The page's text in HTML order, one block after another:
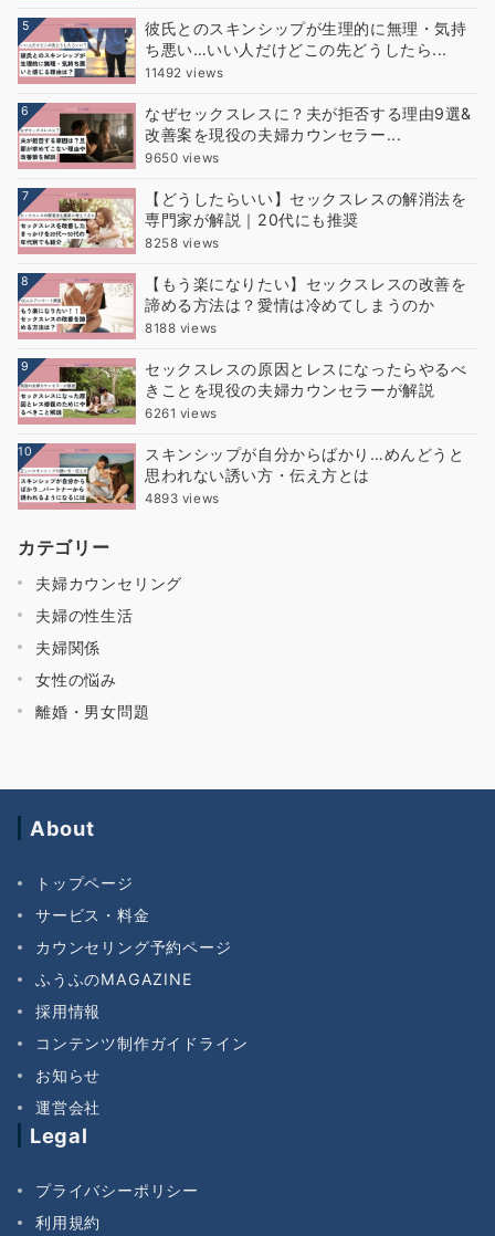
5
彼氏とのスキンシップが生理的に無理・気持
ち悪い…いい人だけどこの先どうしたら...
11492 views
6
なぜセックスレスに？夫が拒否する理由9選&
改善案を現役の夫婦カウンセラー...
9650 views
7
【どうしたらいい】セックスレスの解消法を
専門家が解説｜20代にも推奨
8258 views
8
【もう楽になりたい】セックスレスの改善を
諦める方法は？愛情は冷めてしまうのか
8188 views
9
セックスレスの原因とレスになったらやるべ
きことを現役の夫婦カウンセラーが解説
6261 views
10
スキンシップが自分からばかり…めんどうと
思われない誘い方・伝え方とは
4893 views
カテゴリー
夫婦カウンセリング
夫婦の性生活
夫婦関係
女性の悩み
離婚・男女問題
About
トップページ
サービス・料金
カウンセリング予約ページ
ふうふのMAGAZINE
採用情報
コンテンツ制作ガイドライン
お知らせ
運営会社
Legal
プライバシーポリシー
利用規約